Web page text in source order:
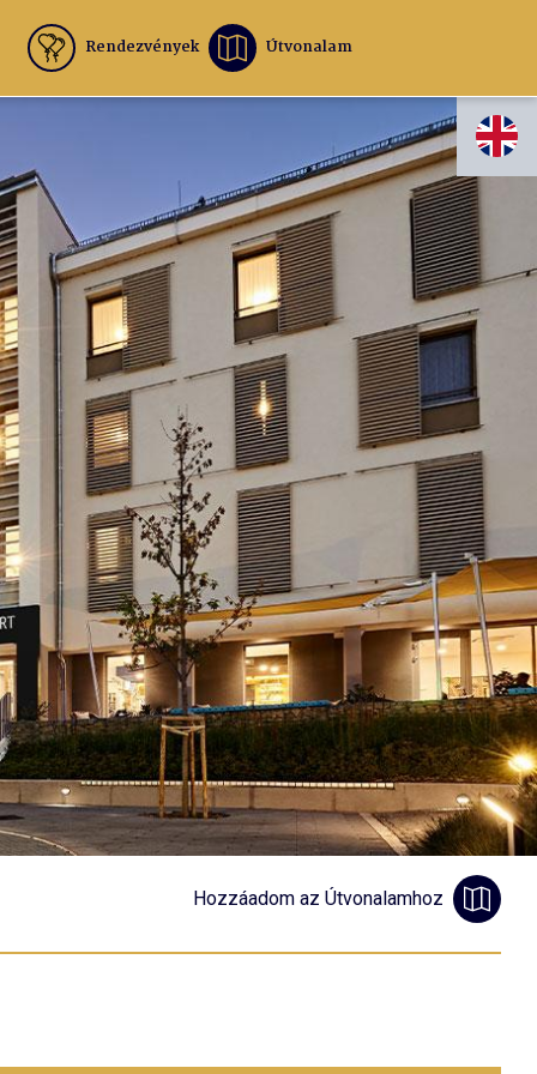
Rendezvények Útvonalam
Hozzáadom az Útvonalamhoz
EN